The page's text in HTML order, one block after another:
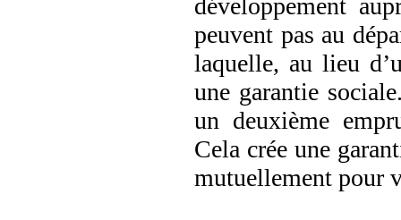
développement
peuvent pas au
laquelle, au lieu
une garantie
un deuxième
Cela crée une
mutuellement pour